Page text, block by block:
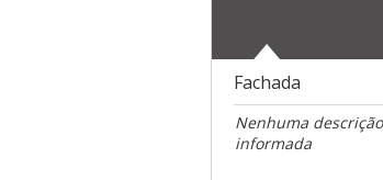
Fachada
Nenhuma descrição
informada